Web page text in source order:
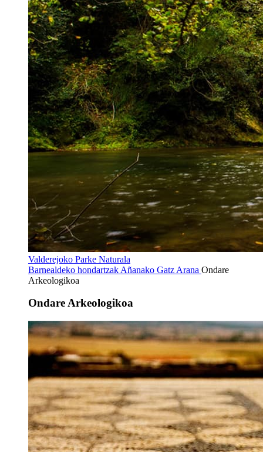
Valderejoko Parke Naturala
Barnealdeko hondartzak Añanako Gatz Arana Ondare
Arkeologikoa
Ondare Arkeologikoa